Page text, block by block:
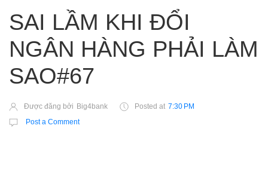
SAI LẦM KHI ĐỔI
NGÂN HÀNG PHẢI LÀM
SAO#67
Được đăng bởi Big4bank Posted at 7:30 PM
Post a Comment